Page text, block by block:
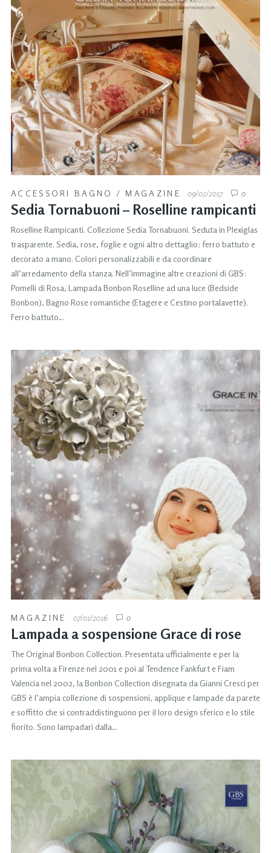
ACCESSORI BAGNO / MAGAZINE 09/02/2017 0
Sedia Tornabuoni – Roselline rampicanti
Roselline Rampicanti. Collezione Sedia Tornabuoni. Seduta in Plexiglas
trasparente. Sedia, rose, foglie e ogni altro dettaglio: ferro battuto e
decorato a mano. Colori personalizzabili e da coordinare
all’arredamento della stanza. Nell’immagine altre creazioni di GBS:
Pomelli di Rosa, Lampada Bonbon Roselline ad una luce (Bedside
Bonbon), Bagno Rose romantiche (Etagere e Cestino portalavette).
Ferro battuto…
MAGAZINE 07/01/2016 0
Lampada a sospensione Grace di rose
The Original Bonbon Collection. Presentata ufficialmente e per la
prima volta a Firenze nel 2001 e poi al Tendence Fankfurt e Fiam
Valencia nel 2002, la Bonbon Collection disegnata da Gianni Cresci per
GBS è l’ampia collezione di sospensioni, applique e lampade da parete
e soffitto che si contraddistinguono per il loro design sferico e lo stile
fiorito. Sono lampadari dalla…